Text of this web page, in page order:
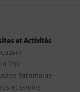
et Activités
être
Patrimoine
et Jardins